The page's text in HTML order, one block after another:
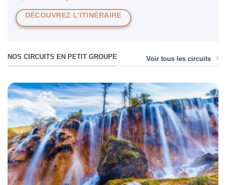
DÉCOUVREZ L'ITINÉRAIRE
NOS CIRCUITS EN PETIT GROUPE Voir tous les circuits